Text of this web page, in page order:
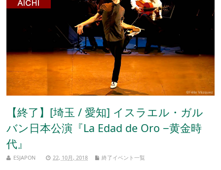
【終了】[埼玉 / 愛知] イスラエル・ガル
バン日本公演『La Edad de Oro −黄金時
代』
ESJAPON 22, 10月, 2018 終了イベント一覧